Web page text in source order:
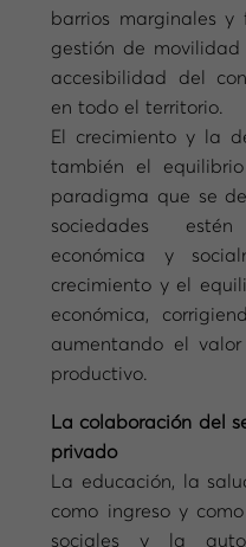
barrios marginales
gestión de
accesibilidad del
en todo el territorio.
El crecimiento y la
también el
paradigma que se
sociedades
económica y
crecimiento y el
económica,
aumentando el
productivo.
La colaboración del
privado
La educación, la
como ingreso y
sociales y la